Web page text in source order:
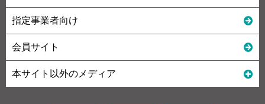
指定事業者向け
会員サイト
本サイト以外のメディア